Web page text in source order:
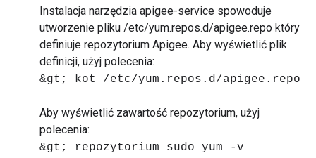
Instalacja narzędzia apigee-service spowoduje
utworzenie pliku /etc/yum.repos.d/apigee.repo który
definiuje repozytorium Apigee. Aby wyświetlić plik
definicji, użyj polecenia:
&gt; kot /etc/yum.repos.d/apigee.repo
Aby wyświetlić zawartość repozytorium, użyj
polecenia:
&gt; repozytorium sudo yum -v